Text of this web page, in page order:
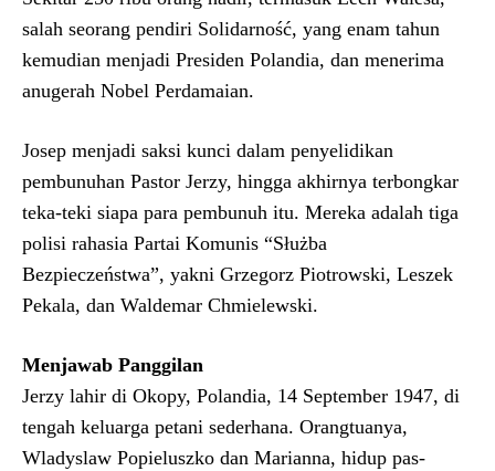
salah seorang pendiri Solidarność, yang enam tahun
kemudian menjadi Presiden Polandia, dan menerima
anugerah Nobel Perdamaian.
Josep menjadi saksi kunci dalam penyelidikan
pembunuhan Pastor Jerzy, hingga akhirnya terbongkar
teka-teki siapa para pembunuh itu. Mereka adalah tiga
polisi rahasia Partai Komunis “Służba
Bezpieczeństwa”, yakni Grzegorz Piotrowski, Leszek
Pekala, dan Waldemar Chmielewski.
Menjawab Panggilan
Jerzy lahir di Okopy, Polandia, 14 September 1947, di
tengah keluarga petani sederhana. Orangtuanya,
Wladyslaw Popieluszko dan Marianna, hidup pas-